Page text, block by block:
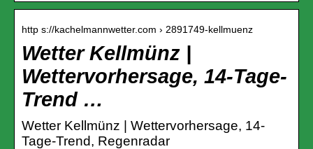
http s://kachelmannwetter.com › 2891749-kellmuenz
Wetter Kellmünz |
Wettervorhersage, 14-Tage-
Trend …
Wetter Kellmünz | Wettervorhersage, 14-
Tage-Trend, Regenradar